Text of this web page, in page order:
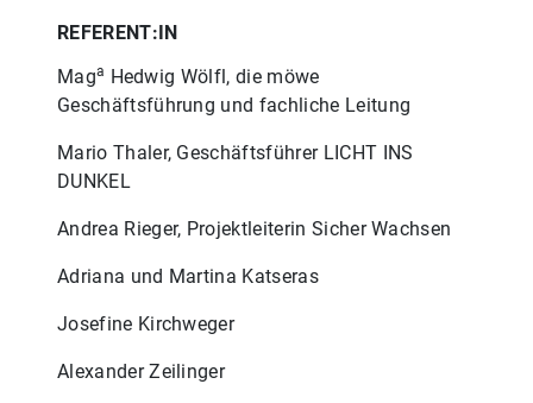
REFERENT:IN
Maga Hedwig Wölfl, die möwe
Geschäftsführung und fachliche Leitung
Mario Thaler, Geschäftsführer LICHT INS
DUNKEL
Andrea Rieger, Projektleiterin Sicher Wachsen
Adriana und Martina Katseras
Josefine Kirchweger
Alexander Zeilinger